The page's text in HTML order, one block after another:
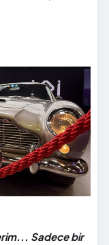
Sadece bir